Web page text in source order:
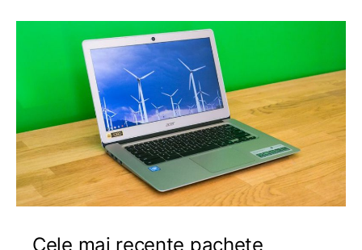
Cele mai recente pachete